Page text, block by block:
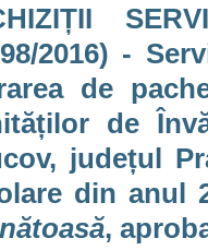
2016) -
de
de
județul
din anul
,